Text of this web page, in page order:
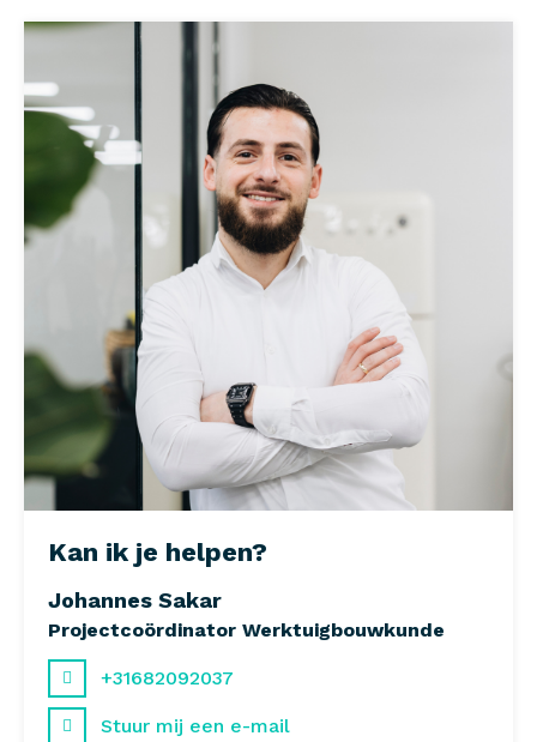
Kan ik je helpen?
Johannes Sakar
Projectcoördinator Werktuigbouwkunde
+31682092037
Stuur mij een e-mail